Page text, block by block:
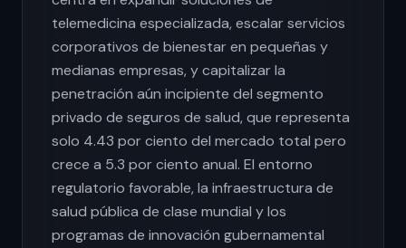
telemedicina especializada, escalar servicios
corporativos de bienestar en pequeñas y
medianas empresas, y capitalizar la
penetración aún incipiente del segmento
privado de seguros de salud, que representa
solo 4.43 por ciento del mercado total pero
crece a 5.3 por ciento anual. El entorno
regulatorio favorable, la infraestructura de
salud pública de clase mundial y los
programas de innovación gubernamental